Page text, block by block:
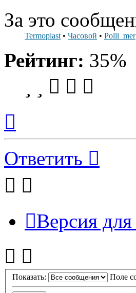
За это
Termoplast • Часовой • Polli_mer
Рейтинг: 35%
началу
Ответить
Версия для
Показать: Поле